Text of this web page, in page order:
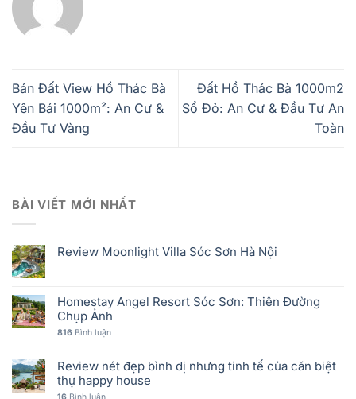
Bán Đất View Hồ Thác Bà
Yên Bái 1000m²: An Cư &
Đầu Tư Vàng
Đất Hồ Thác Bà 1000m2
Sổ Đỏ: An Cư & Đầu Tư An
Toàn
BÀI VIẾT MỚI NHẤT
Review Moonlight Villa Sóc Sơn Hà Nội
Homestay Angel Resort Sóc Sơn: Thiên Đường
Chụp Ảnh
816 Bình luận
Review nét đẹp bình dị nhưng tinh tế của căn biệt
thự happy house
16 Bình luận